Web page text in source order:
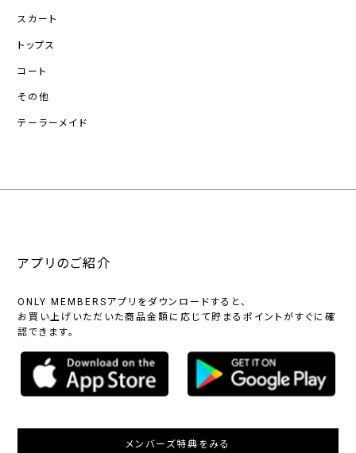
スカート
トップス
コート
その他
テーラーメイド
アプリのご紹介
ONLY MEMBERSアプリをダウンロードすると、
お買い上げいただいた商品金額に応じて貯まるポイントがすぐに確
認できます。
メンバーズ特典をみる